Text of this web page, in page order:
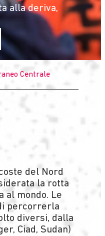
alla deriva,
Centrale
del Nord
la rotta
al mondo. Le
percorrerla
diversi, dalla
Ciad, Sudan)